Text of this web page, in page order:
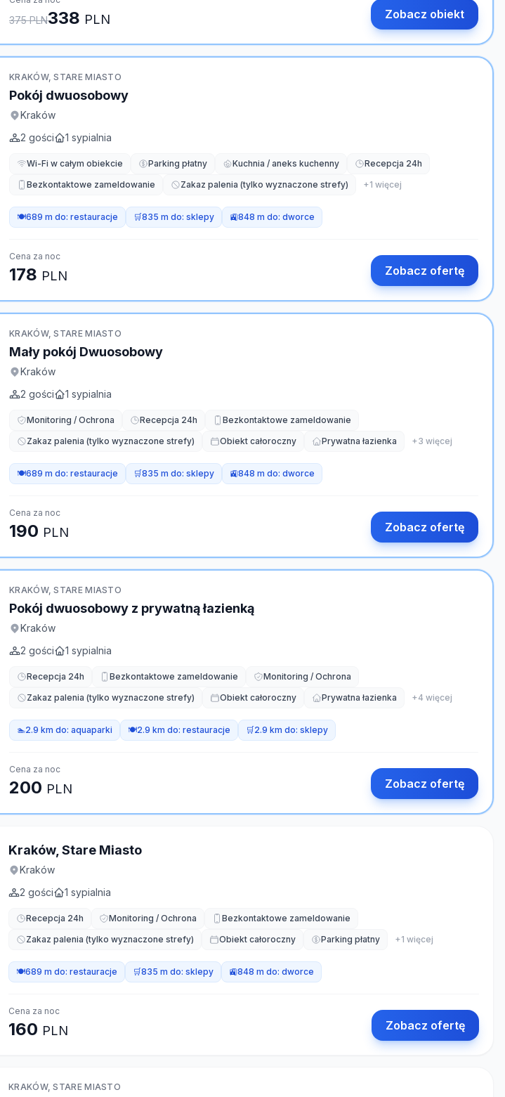
375 PLN338 PLN Zobacz obiekt
KRAKÓW, STARE MIASTO
Pokój dwuosobowy
Kraków
2 gości 1 sypialnia
Wi-Fi w całym obiekcie Parking płatny Kuchnia / aneks kuchenny
Recepcja 24h
Bezkontaktowe zameldowanie
Zakaz palenia (tylko wyznaczone strefy) +1 więcej
🍽️689 m do: restauracje 🛒835 m do: sklepy 🚉848 m do: dworce
Cena za noc
178 PLN Zobacz ofertę
KRAKÓW, STARE MIASTO
Mały pokój Dwuosobowy
Kraków
2 gości 1 sypialnia
Monitoring / Ochrona Recepcja 24h
Bezkontaktowe zameldowanie
Zakaz palenia (tylko wyznaczone strefy)
Obiekt całoroczny Prywatna łazienka +3 więcej
🍽️689 m do: restauracje 🛒835 m do: sklepy 🚉848 m do: dworce
Cena za noc
190 PLN Zobacz ofertę
KRAKÓW, STARE MIASTO
Pokój dwuosobowy z prywatną łazienką
Kraków
2 gości 1 sypialnia
Recepcja 24h Bezkontaktowe zameldowanie
Monitoring / Ochrona
Zakaz palenia (tylko wyznaczone strefy)
Obiekt całoroczny Prywatna łazienka +4 więcej
🏊2.9 km do: aquaparki 🍽️2.9 km do: restauracje 🛒2.9 km do: sklepy
Cena za noc
200 PLN Zobacz ofertę
Kraków, Stare Miasto
Kraków
2 gości 1 sypialnia
Recepcja 24h Monitoring / Ochrona
Bezkontaktowe zameldowanie
Zakaz palenia (tylko wyznaczone strefy)
Obiekt całoroczny Parking płatny +1 więcej
🍽️689 m do: restauracje 🛒835 m do: sklepy 🚉848 m do: dworce
Cena za noc
160 PLN Zobacz ofertę
KRAKÓW, STARE MIASTO